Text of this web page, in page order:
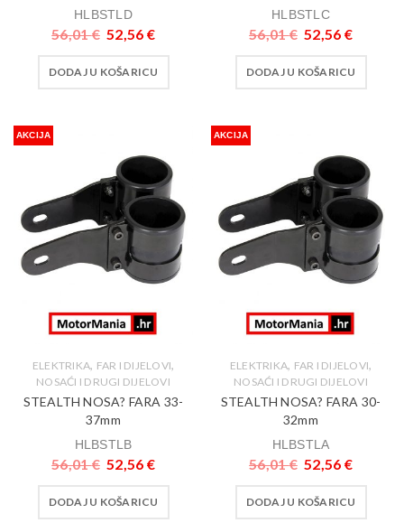
HLBSTLD
56,01€ 52,56 €
DODAJ U KOŠARICU
HLBSTLC
56,01€ 52,56 €
DODAJ U KOŠARICU
AKCIJA
ELEKTRIKA, FAR I DIJELOVI,
NOSAĆI I DRUGI DIJELOVI
STEALTH NOSA? FARA 33-
37mm
HLBSTLB
56,01€ 52,56 €
DODAJ U KOŠARICU
AKCIJA
ELEKTRIKA, FAR I DIJELOVI,
NOSAĆI I DRUGI DIJELOVI
STEALTH NOSA? FARA 30-
32mm
HLBSTLA
56,01€ 52,56 €
DODAJ U KOŠARICU